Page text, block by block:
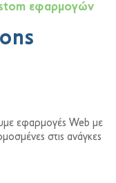
εφαρμογών
εφαρμογές Web με
στις ανάγκες